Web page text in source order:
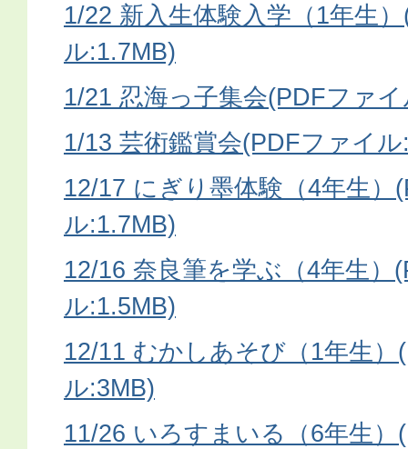
1/22 新入生体験入学（1年生
ル:1.7MB)
1/21 忍海っ子集会(PDFファ
1/13 芸術鑑賞会(PDFファイ
12/17 にぎり墨体験（4年生）
ル:1.7MB)
12/16 奈良筆を学ぶ（4年生）
ル:1.5MB)
12/11 むかしあそび（1年生）
ル:3MB)
11/26 いろすまいる（6年生）